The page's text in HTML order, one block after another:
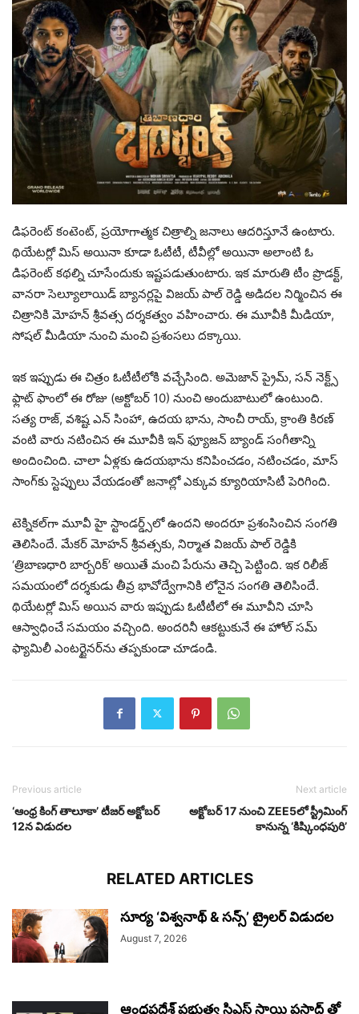
డిఫరెంట్ కంటెంట్, ప్రయోగాత్మక చిత్రాల్ని జనాలు ఆదరిస్తూనే ఉంటారు.
థియేటర్లో మిస్ అయినా కూడా ఓటీటీ, టీవీల్లో అయినా అలాంటి ఓ
డిఫరెంట్ కథల్ని చూసేందుకు ఇష్టపడుతుంటారు. ఇక మారుతి టీం ప్రొడక్ట్,
వానరా సెల్యూలాయిడ్ బ్యానర్లపై విజయ్ పాల్ రెడ్డి అడిదల నిర్మించిన ఈ
చిత్రానికి మోహన్ శ్రీవత్స దర్శకత్వం వహించారు. ఈ మూవీకి మీడియా,
సోషల్ మీడియా నుంచి మంచి ప్రశంసలు దక్కాయి.
ఇక ఇప్పుడు ఈ చిత్రం ఓటీటీలోకి వచ్చేసింది. అమెజాన్ ప్రైమ్, సన్ నెక్ట్స్
ఫ్లాట్ ఫాంలో ఈ రోజు (అక్టోబర్ 10) నుంచి అందుబాటులో ఉంటుంది.
సత్య రాజ్, వశిష్ట ఎన్ సింహా, ఉదయ భాను, సాంచీ రాయ్, క్రాంతి కిరణ్
వంటి వారు నటించిన ఈ మూవీకి ఇన్ ఫ్యూజన్ బ్యాండ్ సంగీతాన్ని
అందించింది. చాలా ఏళ్లకు ఉదయభాను కనిపించడం, నటించడం, మాస్
సాంగ్‌కు స్టెప్పులు వేయడంతో జనాల్లో ఎక్కువ క్యూరియాసిటీ పెరిగింది.
టెక్నికల్‌గా మూవీ హై స్టాండర్డ్స్‌లో ఉందని అందరూ ప్రశంసించిన సంగతి
తెలిసిందే. మేకర్ మోహన్ శ్రీవత్సకు, నిర్మాత విజయ్ పాల్ రెడ్డికి
‘త్రిబాణధారి బార్బరిక్’ అయితే మంచి పేరును తెచ్చి పెట్టింది. ఇక రిలీజ్
సమయంలో దర్శకుడు తీవ్ర భావోద్వేగానికి లోనైన సంగతి తెలిసిందే.
థియేటర్లో మిస్ అయిన వారు ఇప్పుడు ఓటీటీలో ఈ మూవీని చూసి
ఆస్వాధించే సమయం వచ్చింది. అందరినీ ఆకట్టుకునే ఈ హోల్ సమ్
ఫ్యామిలీ ఎంటర్టైనర్‌ను తప్పకుండా చూడండి.
Previous article
‘ఆంధ్ర కింగ్ తాలూకా’ టీజర్ అక్టోబర్
12న విడుదల
Next article
అక్టోబర్ 17 నుంచి ZEE5లో స్ట్రీమింగ్
కానున్న ‘కిష్కింధపురి’
RELATED ARTICLES
సూర్య ‘విశ్వనాథ్ & సన్స్’ ట్రైలర్ విడుదల
August 7, 2026
ఆంధ్రప్రదేశ్ ప్రభుత్వ సిఎస్ సాయి ప్రసాద్ తో